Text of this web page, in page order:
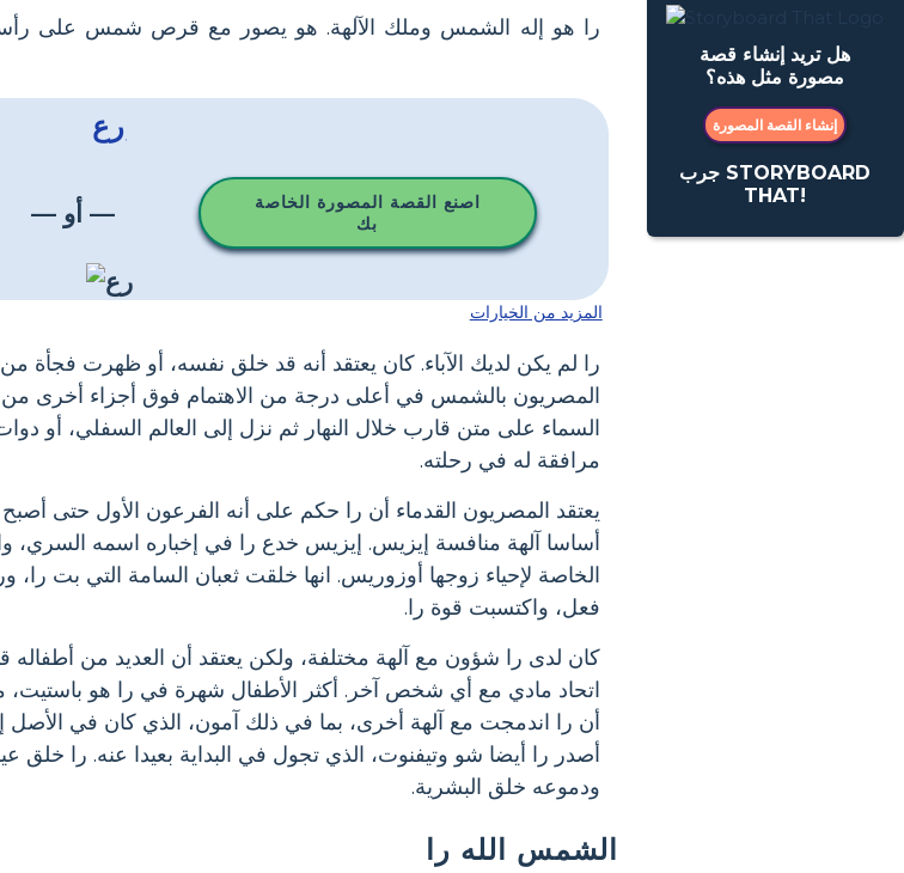
هل تريد إنشاء قصة
مصورة مثل هذه؟
إنشاء القصة المصورة
جرب STORYBOARD
THAT!
را هو إله الشمس وملك الآلهة. هو يصور مع قرص شمس على رأسه
رع
— أو —
اصنع القصة المصورة الخاصة
بك
المزيد من الخيارات
را لم يكن لديك الآباء. كان يعتقد أنه قد خلق نفسه، أو ظهرت فجأة من
المصريون بالشمس في أعلى درجة من الاهتمام فوق أجزاء أخرى من
السماء على متن قارب خلال النهار ثم نزل إلى العالم السفلي، أو
مرافقة له في رحلته.
يعتقد المصريون القدماء أن را حكم على أنه الفرعون الأول حتى
أساسا آلهة منافسة إيزيس. إيزيس خدع را في إخباره اسمه السري،
الخاصة لإحياء زوجها أوزوريس. انها خلقت ثعبان السامة التي بت
فعل، واكتسبت قوة را.
كان لدى را شؤون مع آلهة مختلفة، ولكن يعتقد أن العديد من أطفاله
اتحاد مادي مع أي شخص آخر. أكثر الأطفال شهرة في را هو
أن را اندمجت مع آلهة أخرى، بما في ذلك آمون، الذي كان في الأصل
أصدر را أيضا شو وتيفنوت، الذي تجول في البداية بعيدا عنه. را خلق
ودموعه خلق البشرية.
الشمس الله را